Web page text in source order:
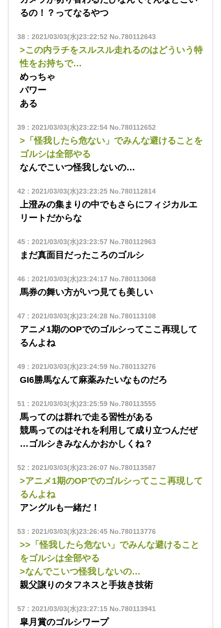
るの！？ってなるやつ
38: 2021/03/03(水)23:22:52 No.780112643
>この内ラチをスルスル走れるのはどういう特
性をお持ちで…
めっちゃ
パワー
ある
39: 2021/03/03(水)23:22:54No.780112652
>「怪我したら危ない」でみんな避けることを
ゴルシは全部やる
なんでこいつ怪我しないの…
42 : 2021/03/03(水)23:23:25No.780112814
上澄みの集まりの中でもさらにフィジカルエ
リートだからな
45: 2021/03/03(水)23:23:57 No.780112963
まだ真面目だったころのゴルシ
46 : 2021/03/03(水)23:24:17 No.780113068
馬券の舞い方がいつ見ても美しい
47 : 2021/03/03(水)23:24:28No.780113108
アニメ1期のOPでのゴルシってここ再現して
るんよね
49: 2021/03/03(水)23:24:59No.780113276
GI6勝馬なんて麻薬みたいなものだろ
51 : 2021/03/03(水)23:25:59No.780113555
馬ってのは群れで走る習性がある
競馬ってのはそれを利用して成り立つんだぜ
…ゴルシきみなんかおかしくね？
52 : 2021/03/03(水)23:26:07 No.780113587
>アニメ1期のOPでのゴルシってここ再現して
るんよね
アングルも一緒だ！
53 : 2021/03/03(水)23:26:45No.780113776
>>「怪我したら危ない」でみんな避けること
をゴルシは全部やる
>なんでこいつ怪我しないの…
親父譲りのタフネスと手抜き技術
57 : 2021/03/03(水)23:27:15No.780113941
皐月賞のゴルシワープ